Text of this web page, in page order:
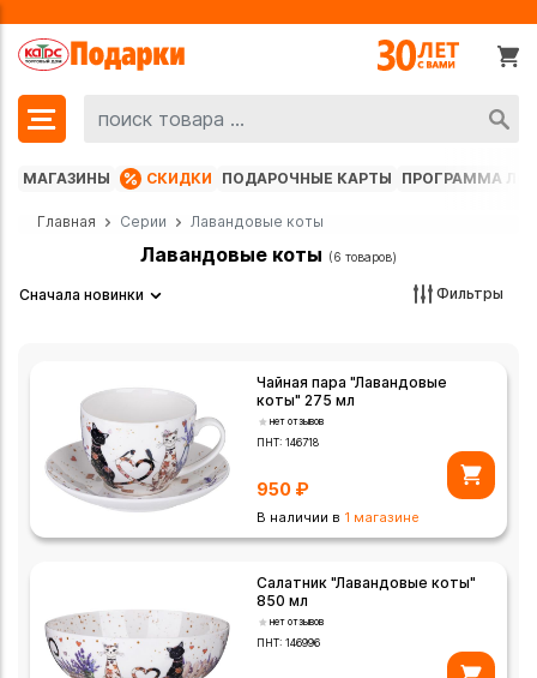
МАГАЗИНЫ СКИДКИ ПОДАРОЧНЫЕ КАРТЫ ПРОГРАММА
Главная Серии Лавандовые коты
Лавандовые коты (6 товаров)
Сначала новинки Фильтры
Чайная пара "Лавандовые
коты" 275 мл
нет отзывов
ПНТ:146718
950 ₽
В наличии в 1 магазине
Салатник "Лавандовые коты"
850 мл
нет отзывов
ПНТ:146996